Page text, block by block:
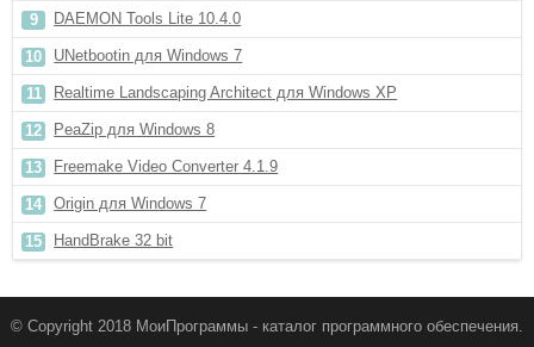
DAEMON Tools Lite 10.4.0
UNetbootin для Windows 7
Realtime Landscaping Architect для Windows XP
PeaZip для Windows 8
Freemake Video Converter 4.1.9
Origin для Windows 7
HandBrake 32 bit
© Copyright 2018 МоиПрограммы - каталог программного обеспечения.